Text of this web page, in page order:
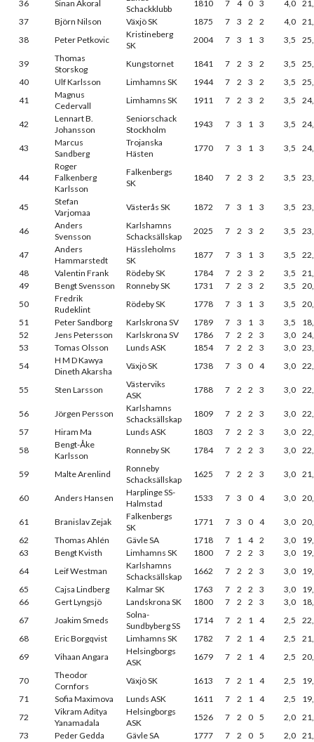
36 Sinan Akoral
Schackklubb
1810 7 4 0 3 4,0
37
Björn Nilson Växjö SK 1875 7 3 2 2 4,0
38
Peter Petkovic
Kristineberg
SK
2004 7 3 1 3 3,5
39
Thomas
Storskog
Kungstornet 1841 7 2 3 2 3,5
40
Ulf Karlsson Limhamns SK 1944 7 2 3 2 3,5
41
Magnus
Cedervall
Limhamns SK 1911 7 2 3 2 3,5
42
Lennart B.
Johansson
Seniorschack
Stockholm
1943 7 3 1 3 3,5
43
Marcus
Sandberg
Trojanska
Hästen
1770 7 3 1 3 3,5
44
Roger
Falkenberg
Karlsson
Falkenbergs
SK
1840 7 2 3 2 3,5
45
Stefan
Varjomaa
Västerås SK 1872 7 3 1 3 3,5
46
Anders
Svensson
Karlshamns
Schacksällskap
2025 7 2 3 2 3,5
47
Anders
Hammarstedt
Hässleholms
SK
1877 7 3 1 3 3,5
48
Valentin Frank Rödeby SK 1784 7 2 3 2 3,5
49
Bengt Svensson Ronneby SK 1731 7 2 3 2 3,5
50
Fredrik
Rudeklint
Rödeby SK 1778 7 3 1 3 3,5
51
Peter Sandborg Karlskrona SV 1789 7 3 1 3 3,5
52
Jens Petersson Karlskrona SV 1786 7 2 2 3 3,0
53
Tomas Olsson Lunds ASK 1854 7 2 2 3 3,0
54
H M D Kawya
Dineth Akarsha
Växjö SK 1738 7 3 0 4 3,0
55 Sten Larsson
Västerviks
ASK
1788 7 2 2 3 3,0
56 Jörgen Persson
Karlshamns
Schacksällskap
1809 7 2 2 3 3,0
57
Hiram Ma Lunds ASK 1803 7 2 2 3 3,0
58
Bengt-Åke
Karlsson
Ronneby SK 1784 7 2 2 3 3,0
59 Malte Arenlind
Ronneby
Schacksällskap
1625 7 2 2 3 3,0
60 Anders Hansen
Harplinge SS-
Halmstad
1533 7 3 0 4 3,0
61 Branislav Zejak
Falkenbergs
SK
1771 7 3 0 4 3,0
62
Thomas Ahlén Gävle SA 1718 7 1 4 2 3,0
63
Bengt Kvisth Limhamns SK 1800 7 2 2 3 3,0
64
Leif Westman
Karlshamns
Schacksällskap
1662 7 2 2 3 3,0
65
Cajsa Lindberg Kalmar SK 1763 7 2 2 3 3,0
66
Gert Lyngsjö Landskrona SK 1800 7 2 2 3 3,0
67
Joakim Smeds
Solna-
Sundbyberg SS
1714 7 2 1 4 2,5
68
Eric Borgqvist Limhamns SK 1782 7 2 1 4 2,5
69
Vihaan Angara
Helsingborgs
ASK
1679 7 2 1 4 2,5
70
Theodor
Cornfors
Växjö SK 1613 7 2 1 4 2,5
71
Sofia Maximova Lunds ASK 1611 7 2 1 4 2,5
72
Vikram Aditya
Yanamadala
Helsingborgs
ASK
1526 7 2 0 5 2,0
73
Peder Gedda Gävle SA 1777 7 2 0 5 2,0